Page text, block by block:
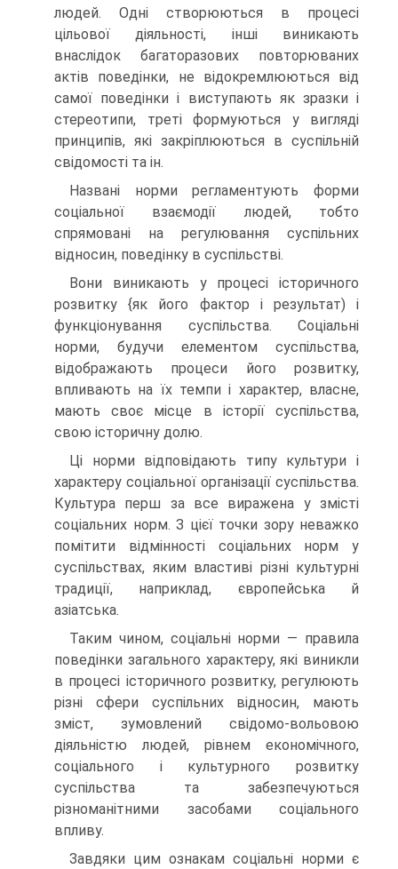
людей. Одні створюються в процесі
цільової діяльності, інші виникають
внаслідок багаторазових повторюваних
актів поведінки, не відокремлюються від
самої поведінки і виступають як зразки і
стереотипи, треті формуються у вигляді
принципів, які закріплюються в суспільній
свідомості та ін.
Названі норми регламентують форми
соціальної взаємодії людей, тобто
спрямовані на регулювання суспільних
відносин, поведінку в суспільстві.
Вони виникають у процесі історичного
розвитку {як його фактор і результат) і
функціонування суспільства. Соціальні
норми, будучи елементом суспільства,
відображають процеси його розвитку,
впливають на їх темпи і характер, власне,
мають своє місце в історії суспільства,
свою історичну долю.
Ці норми відповідають типу культури і
характеру соціальної організації суспільства.
Культура перш за все виражена у змісті
соціальних норм. З цієї точки зору неважко
помітити відмінності соціальних норм у
суспільствах, яким властиві різні культурні
традиції, наприклад, європейська й
азіатська.
Таким чином, соціальні норми — правила
поведінки загального характеру, які виникли
в процесі історичного розвитку, регулюють
різні сфери суспільних відносин, мають
зміст, зумовлений свідомо-вольовою
діяльністю людей, рівнем економічного,
соціального і культурного розвитку
суспільства та забезпечуються
різноманітними засобами соціального
впливу.
Завдяки цим ознакам соціальні норми є